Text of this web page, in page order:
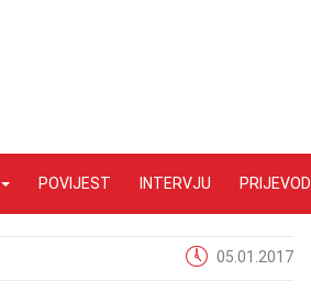
POVIJEST INTERVJU PRIJEVODI
05.01.2017